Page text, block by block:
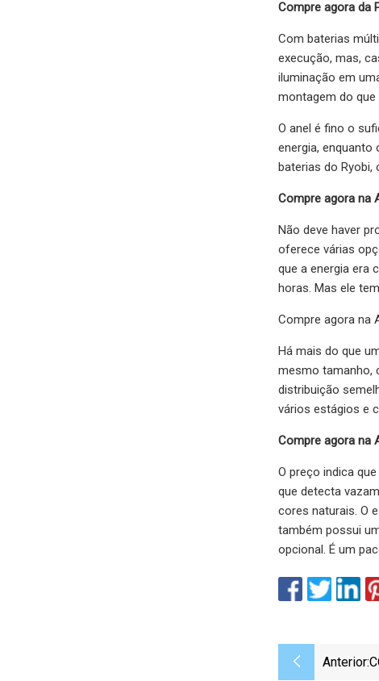
Compre agora da
Com baterias
execução, mas,
iluminação em
montagem do que
O anel é fino o
energia, enquanto
baterias do Ryobi,
Compre agora na
Não deve haver
oferece várias
que a energia era
horas. Mas ele
Compre agora na
Há mais do que
mesmo tamanho,
distribuição
vários estágios e
Compre agora na
O preço indica
que detecta
cores naturais. O
também possui
opcional. É um
Anterior: